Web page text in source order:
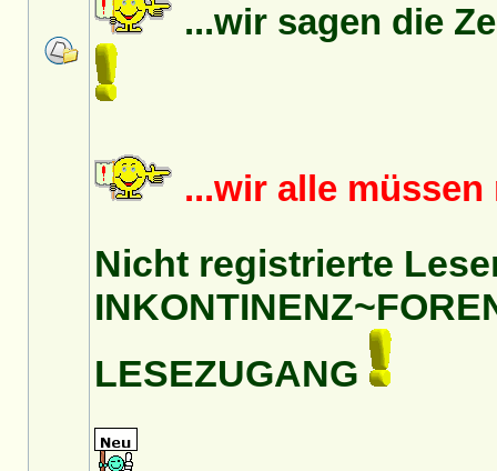
...wir sagen die
...wir alle
Nicht registrierte
LESEZUGANG